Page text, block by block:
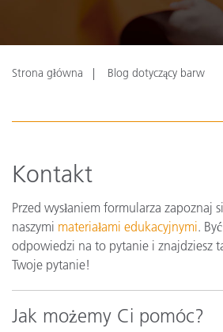
Strona główna Blog dotyczący barw
Kontakt
Przed wysłaniem formularza zapoznaj
naszymi materiałami edukacyjnymi.
odpowiedzi na to pytanie i znajdziesz
Twoje pytanie!
Jak możemy Ci pomóc?